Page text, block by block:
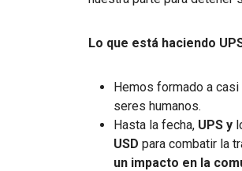
Lo que está haciendo
Hemos formado a casi
seres humanos.
Hasta la fecha, UPS y
USD para combatir la
un impacto en la